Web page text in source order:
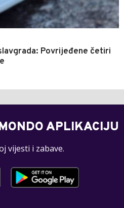
Povrijeđene četiri
APLIKACIJU
vijesti i zabave.